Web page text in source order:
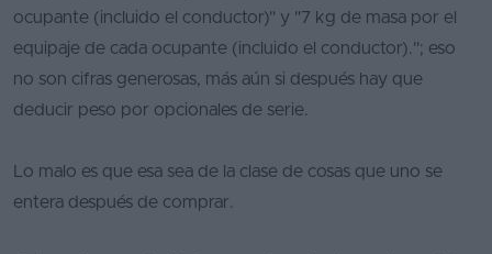
ocupante (incluido el conductor)" y "7 kg de masa por el
equipaje de cada ocupante (incluido el conductor)."; eso
no son cifras generosas, más aún si después hay que
deducir peso por opcionales de serie.
Lo malo es que esa sea de la clase de cosas que uno se
entera después de comprar.